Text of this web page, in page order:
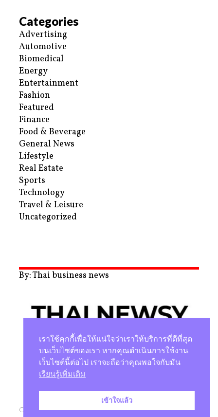
Categories
Advertising
Automotive
Biomedical
Energy
Entertainment
Fashion
Featured
Finance
Food & Beverage
General News
Lifestyle
Real Estate
Sports
Technology
Travel & Leisure
Uncategorized
By: Thai business news
นโยบายความเป็นส่วนตัว
Copyright © 2026 |Studio Magenta Co., Ltd.
เราใช้คุกกี้เพื่อให้แน่ใจว่าเราให้บริการที่ดีที่สุด
บนเว็บไซต์ของเรา หากคุณดำเนินการใช้งาน
เว็บไซต์นี้ต่อไป เราจะถือว่าคุณพอใจกับมัน
เรียนรู้เพิ่มเติม
เข้าใจแล้ว